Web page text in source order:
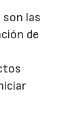
son las
de